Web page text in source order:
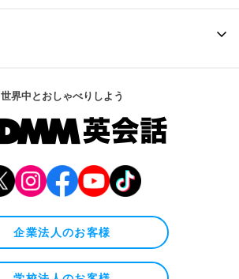
世界中とおしゃべりしよう
企業法人のお客様